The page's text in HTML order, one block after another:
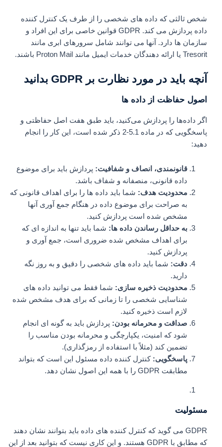
شخص ثالثی که داده های شخصی را از طرف یک کنترل کننده
داده پردازش می کند. GDPR قوانین خاصی برای این افراد و
سازمان ها دارد. آنها می توانند شامل سرورهای ابری مانند
Tresorit یا ارائه دهندگان خدمات ایمیل مانند Proton Mail باشند.
آنچه باید در مورد نظارت بر GDPR بدانید
اصول حفاظت از داده ها
اگر داده‌ها را پردازش می‌کنید، باید طبق هفت اصل حفاظتی و
پاسخگویی که در ماده 5.1-2 ذکر شده است، این کار را انجام
دهید:
قانونمندی، انصاف و شفافیت:پردازش باید برای موضوع
داده قانونی، منصفانه و شفاف باشد.
محدودیت هدف:شما باید داده ها را برای اهداف قانونی که
به صراحت برای موضوع داده در هنگام جمع آوری آنها
مشخص شده است پردازش کنید.
به حداقل رساندن داده ها:شما باید تنها به اندازه ای که
برای اهداف مشخص شده ضروری است، جمع آوری و
پردازش کنید.
دقت:شما باید داده های شخصی را دقیق و به روز نگه
دارید.
محدودیت ذخیره سازی:شما فقط می توانید داده های
شناسایی شخصی را تا زمانی که برای هدف مشخص شده
لازم است ذخیره کنید.
صداقت و محرمانه بودن:پردازش باید به گونه ای انجام
شود که امنیت، یکپارچگی و محرمانه بودن مناسب را
تضمین کند (مثلاً با استفاده از رمزگذاری).
پاسخگویی:کنترل کننده داده مسئول این است که بتواند
مطابقت GDPR را با همه این اصول نشان دهد.
مسئولیت
GDPR می گوید که کنترل کننده های داده باید بتوانند نشان دهند
که مطابق با GDPR هستند. و این کاری نیست که بتوانید بعد از این